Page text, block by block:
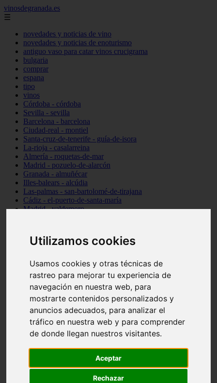
Utilizamos cookies
Usamos cookies y otras técnicas de
rastreo para mejorar tu experiencia de
navegación en nuestra web, para
mostrarte contenidos personalizados y
anuncios adecuados, para analizar el
tráfico en nuestra web y para comprender
de donde llegan nuestros visitantes.
Aceptar
Rechazar
vinosdegranada.es
☰
novedades y noticias de vino
novedades y noticias de enoturismo
antiguo vaso para catar vinos crucigrama
bulgaria
comprar
espana
tipo
vinos
Córdoba - córdoba
Sevilla - sevilla
Barcelona - barcelona
Ciudad-real - montiel
Santa-cruz-de-tenerife - guía-de-isora
La-rioja - casalarreina
Almería - roquetas-de-mar
Madrid - pozuelo-de-alarcón
Granada - almuñécar
Illes-balears - alcúdia
Las-palmas - san-bartolomé-de-tirajana
Cádiz - el-puerto-de-santa-maría
Madrid - valdemoro
Cantabria - suances
Sevilla - bormujos
Málaga - júzcar
Huesca - alquézar
Huesca - castejón-de-sos
Lleida - alt-àneu
Córdoba - almedinilla
Navarra - zangoza
Cantabria - arenas-de-iguña
Barcelona - la-pobla-de-lillet
Murcia - cartagena
Madrid - nuevo-baztán